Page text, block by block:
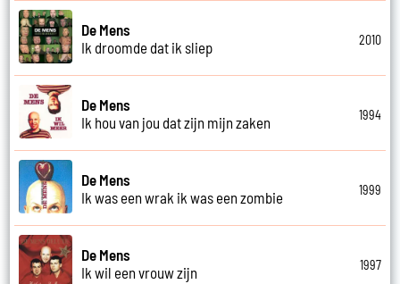
De Mens
Ik droomde dat ik sliep
2010
De Mens
Ik hou van jou dat zijn mijn zaken
1994
De Mens
Ik was een wrak ik was een zombie
1999
De Mens
Ik wil een vrouw zijn
1997